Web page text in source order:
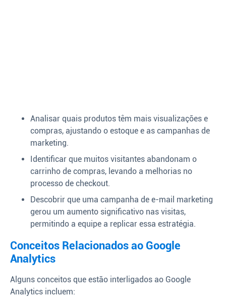
Analisar quais produtos têm mais visualizações e
compras, ajustando o estoque e as campanhas de
marketing.
Identificar que muitos visitantes abandonam o
carrinho de compras, levando a melhorias no
processo de checkout.
Descobrir que uma campanha de e-mail marketing
gerou um aumento significativo nas visitas,
permitindo a equipe a replicar essa estratégia.
Conceitos Relacionados ao Google
Analytics
Alguns conceitos que estão interligados ao Google
Analytics incluem: